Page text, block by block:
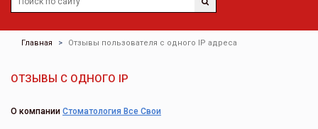
Главная Отзывы пользователя с одного IP адреса
ОТЗЫВЫ С ОДНОГО IP
О компании Стоматология Все Свои